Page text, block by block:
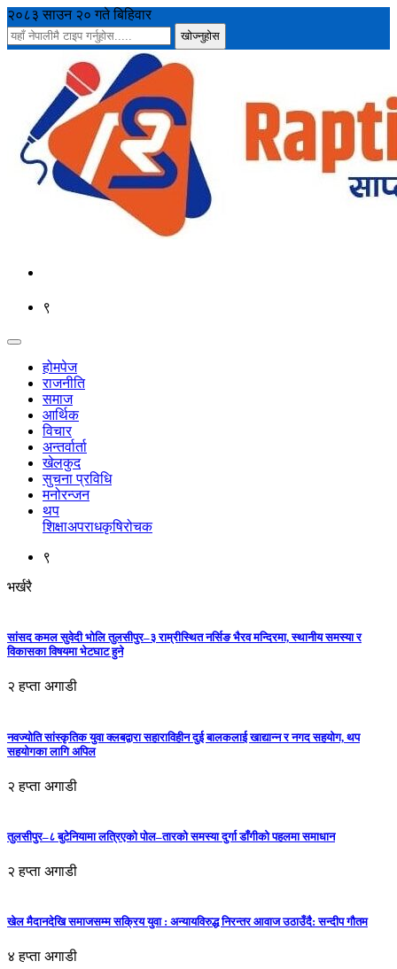
२०८३ साउन २० गते बिहिवार
९
होमपेज
राजनीति
समाज
आर्थिक
विचार
अन्तर्वार्ता
खेलकुद
सुचना प्रविधि
मनोरन्जन
थप
शिक्षाअपराधकृषिरोचक
९
भर्खरै
सांसद कमल सुवेदी भोलि तुलसीपुर–३ राम्रीस्थित नर्सिङ भैरव मन्दिरमा, स्थानीय समस्या र
विकासका विषयमा भेटघाट हुने
२ हप्ता अगाडी
नवज्योति सांस्कृतिक युवा क्लबद्वारा सहाराविहीन दुई बालकलाई खाद्यान्न र नगद सहयोग, थप
सहयोगका लागि अपिल
२ हप्ता अगाडी
तुलसीपुर–८ बुटेनियामा लत्रिएको पोल–तारको समस्या दुर्गा डाँगीको पहलमा समाधान
२ हप्ता अगाडी
खेल मैदानदेखि समाजसम्म सक्रिय युवा : अन्यायविरुद्ध निरन्तर आवाज उठाउँदै: सन्दीप गौतम
४ हप्ता अगाडी